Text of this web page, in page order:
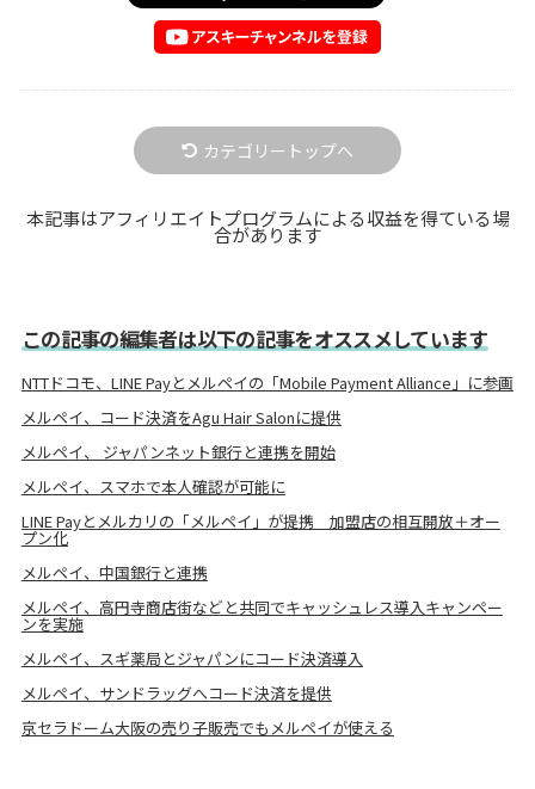
カテゴリートップへ
本記事はアフィリエイトプログラムによる収益を得ている場
合があります
この記事の編集者は以下の記事をオススメしています
NTTドコモ、LINE Payとメルペイの「Mobile Payment Alliance」に参画
メルペイ、コード決済をAgu Hair Salonに提供
メルペイ、 ジャパンネット銀行と連携を開始
メルペイ、スマホで本人確認が可能に
LINE Payとメルカリの「メルペイ」が提携 加盟店の相互開放＋オー
プン化
メルペイ、中国銀行と連携
メルペイ、高円寺商店街などと共同でキャッシュレス導入キャンペー
ンを実施
メルペイ、スギ薬局とジャパンにコード決済導入
メルペイ、サンドラッグへコード決済を提供
京セラドーム大阪の売り子販売でもメルペイが使える